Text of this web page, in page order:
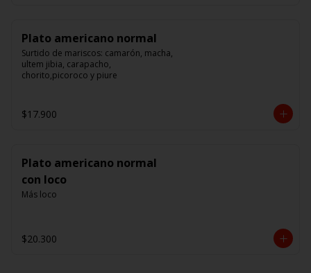
Plato americano normal
Surtido de mariscos: camarón, macha,
ultem jibia, carapacho,
chorito,picoroco y piure
$17.900
Plato americano normal
con loco
Más loco
$20.300